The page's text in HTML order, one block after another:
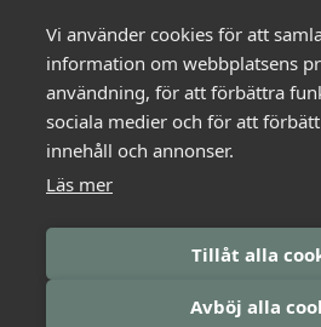
Vi använder cookies för att
information om webbplatsens
användning, för att förbättra
sociala medier och för att
innehåll och annonser.
Läs mer
Tillåt alla
Avböj alla
Kontakt
och rådgivning
Kontakta oss
Logga in i